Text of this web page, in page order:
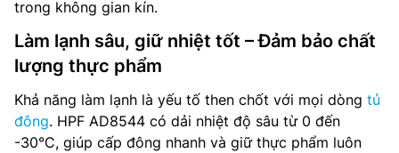
trong không gian kín.
Làm lạnh sâu, giữ nhiệt tốt – Đảm bảo chất
lượng thực phẩm
Khả năng làm lạnh là yếu tố then chốt với mọi dòng tủ
đông. HPF AD8544 có dải nhiệt độ sâu từ 0 đến
-30°C, giúp cấp đông nhanh và giữ thực phẩm luôn